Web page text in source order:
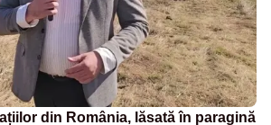
din România, lăsată în paragină